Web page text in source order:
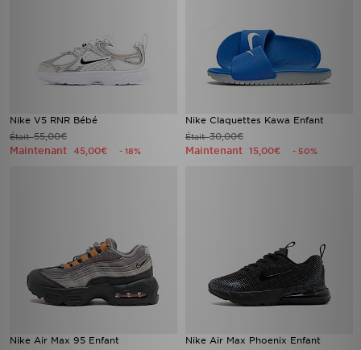
Nike V5 RNR Bébé
Était55,00€
Maintenant 45,00€ - 18%
Nike Claquettes Kawa Enfant
Était30,00€
Maintenant 15,00€ - 50%
Nike Air Max 95 Enfant Nike Air Max Phoenix Enfant